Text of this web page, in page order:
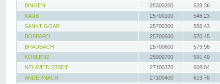
BINGEN
25300200
528.36
KAUB
25700100
546.23
SANKT GOAR
25700300
556.43
BOPPARD
25700500
570.45
BRAUBACH
25700600
579.98
KOBLENZ
25900700
591.49
NEUWIED STADT
27100370
608.04
ANDERNACH
27100400
613.78